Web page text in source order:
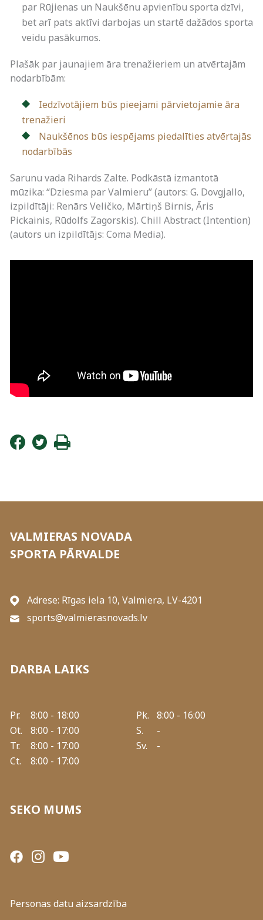
par Rūjienas un Naukšēnu apvienību sporta dzīvi,
bet arī pats aktīvi darbojas un startē dažādos sporta
veidu pasākumos.
Plašāk par jaunajiem āra trenažieriem un atvērtajām
nodarbībām:
Iedzīvotājiem būs pieejami pārvietojamie āra
trenažieri
Naukšēnos būs iespējams piedalīties atvērtajās
nodarbībās
Sarunu vada Rihards Zalte. Podkāstā izmantotā
mūzika: “Dziesma par Valmieru” (autors: G. Dovgjallo,
izpildītāji: Renārs Veličko, Mārtiņš Birnis, Āris
Pickainis, Rūdolfs Zagorskis). Chill Abstract (Intention)
(autors un izpildītājs: Coma Media).
VALMIERAS NOVADA
SPORTA PĀRVALDE
Adrese: Rīgas iela 10, Valmiera, LV-4201
sports@valmierasnovads.lv
DARBA LAIKS
Pr.
8:00 - 18:00
Ot.
8:00 - 17:00
Tr.
8:00 - 17:00
Ct.
8:00 - 17:00
Pk.
8:00 - 16:00
S.
-
Sv.
-
SEKO MUMS
Personas datu aizsardzība